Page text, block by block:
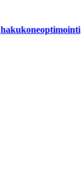
hakukoneoptimointi